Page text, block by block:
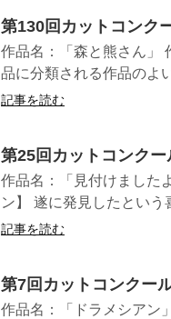
第130回カットコンク
作品名：「森と熊さん
品に分類される作品のよ
記事を読む
第25回カットコンクー
作品名：「見付けました
ン】 遂に発見したとい
記事を読む
第7回カットコンクー
作品名：「ドラメシアン